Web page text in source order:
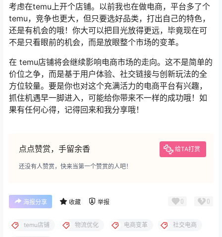
考虑在temu上开个店铺。以前我也在做电商，平台多了个
temu，竞争也更大，但只要选好品类，打出自己的特色，
还是有机会的哦！你大可以把目光放得更远，毕竟现在可
不是只看眼前的机会，而是放眼整个市场的变革。
在 temu店铺将会继续影响电商市场的走向。这不是简单的
价位之争，而是基于用户体验、社交链接与创新玩法的全
方位较量。要是你也对这个充满活力的电商平台有兴趣，
抓住机遇早一脚进入，可能给你带来不一样的成功哦！如
果有任何心得，记得回来和我分享哦！
点点赞赏，手留余香 给TA打赏
还没有人赞赏，快来当第一个赞赏的人吧！
海报分享 收藏 举报 0 0
temu店铺 物流优化 电商变革 社交电商